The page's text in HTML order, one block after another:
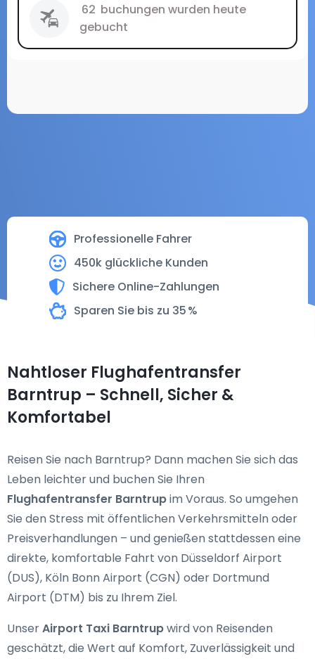
Professionelle Fahrer
450k glückliche Kunden
Sichere Online-Zahlungen
Sparen Sie bis zu 35 %
62 buchungen wurden heute
gebucht
Nahtloser Flughafentransfer
Barntrup – Schnell, Sicher &
Komfortabel
Reisen Sie nach Barntrup? Dann machen Sie sich das
Leben leichter und buchen Sie Ihren
Flughafentransfer Barntrupim Voraus. So umgehen
Sie den Stress mit öffentlichen Verkehrsmitteln oder
Preisverhandlungen – und genießen stattdessen eine
direkte, komfortable Fahrt von Düsseldorf Airport
(DUS), Köln Bonn Airport (CGN) oder Dortmund
Airport (DTM) bis zu Ihrem Ziel.
UnserAirport Taxi Barntrupwird von Reisenden
geschätzt, die Wert auf Komfort, Zuverlässigkeit und